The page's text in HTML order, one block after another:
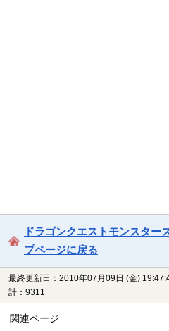
ドラゴンクエストモンスター
プページに戻る
最終更新日：2010年07月09日 (金)
計：9311
関連ページ